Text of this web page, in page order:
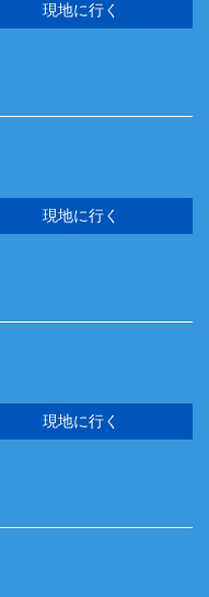
現地に行く
現地に行く
現地に行く